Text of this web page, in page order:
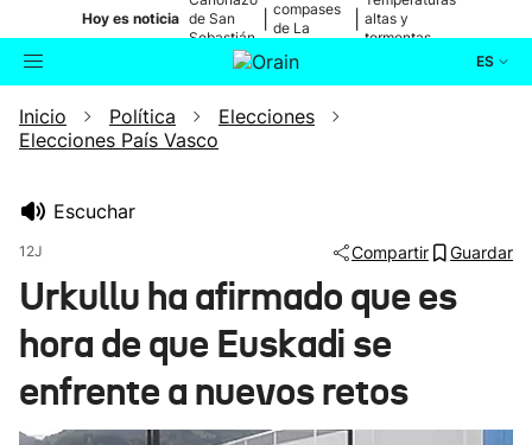
Hoy es noticia de San
Sebastián
compases
de La
altas y
tormentas
ES
Buscador Actualidad
Ikusmiran
Inicio Política
Elecciones
Elecciones País Vasco
Escuchar
12J Compartir Guardar
Urkullu ha afirmado que es
hora de que Euskadi se
enfrente a nuevos retos